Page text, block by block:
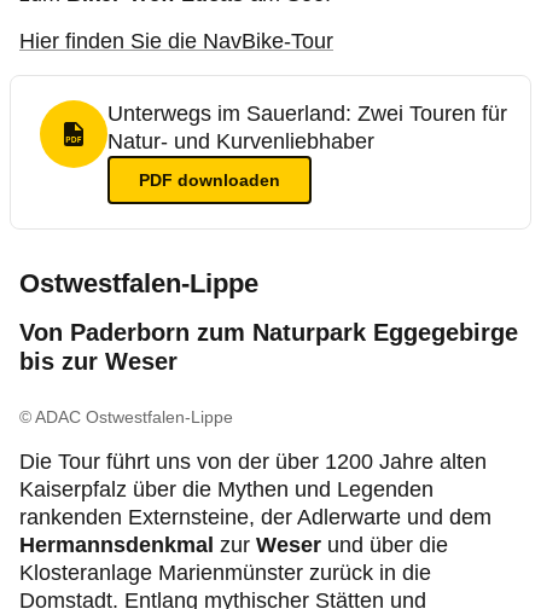
Hier finden Sie die NavBike-Tour
PDF Format
Unterwegs im Sauerland: Zwei Touren für
Natur- und Kurvenliebhaber
PDF downloaden
Ostwestfalen-Lippe
Von Paderborn zum Naturpark Eggegebirge
bis zur Weser
© ADAC Ostwestfalen-Lippe
Die Tour führt uns von der über 1200 Jahre alten
Kaiserpfalz über die Mythen und Legenden
rankenden Externsteine, der Adlerwarte und dem
Hermannsdenkmal zur Weser und über die
Klosteranlage Marienmünster zurück in die
Domstadt. Entlang mythischer Stätten und